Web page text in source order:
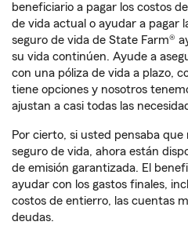
beneficiario a pagar los costos
de vida actual o ayudar a pagar
seguro de vida de State Farm®
su vida continúen. Ayude a
con una póliza de vida a plazo,
tiene opciones y nosotros
ajustan a casi todas las
Por cierto, si usted pensaba que
seguro de vida, ahora están
de emisión garantizada. El
ayudar con los gastos finales,
costos de entierro, las cuentas
deudas.